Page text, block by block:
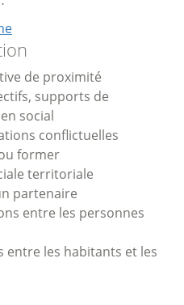
de proximité
supports de
social
conflictuelles
former
territoriale
partenaire
entre les personnes
entre les habitants et les